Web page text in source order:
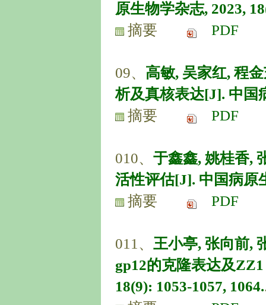
原生物学杂志, 2023,
摘要
PDF
09、 高敏, 吴家红, 程
析及真核表达[J]. 中国
摘要
PDF
010、 于鑫鑫, 姚桂香,
活性评估[J]. 中国病原
摘要
PDF
011、 王小亭, 张向前,
gp12的克隆表达及
18(9): 1053-1057, 1064.